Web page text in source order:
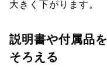
大きく下がります。
説明書や付属品を
そろえる